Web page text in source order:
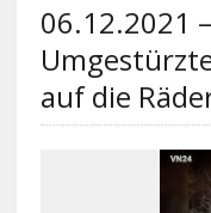
06.12.2021
auf die